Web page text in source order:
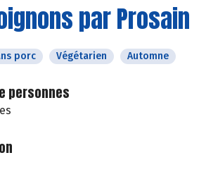
par Prosain
porc Végétarien Automne
personnes